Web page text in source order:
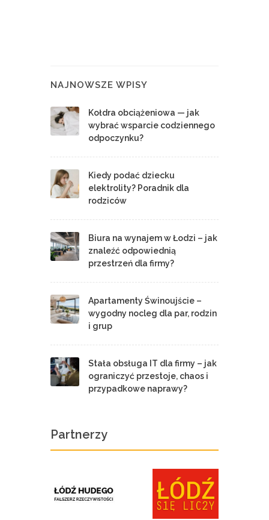
NAJNOWSZE WPISY
Kołdra obciążeniowa — jak
wybrać wsparcie codziennego
odpoczynku?
Kiedy podać dziecku
elektrolity? Poradnik dla
rodziców
Biura na wynajem w Łodzi – jak
znaleźć odpowiednią
przestrzeń dla firmy?
Apartamenty Świnoujście –
wygodny nocleg dla par, rodzin
i grup
Stała obsługa IT dla firmy – jak
ograniczyć przestoje, chaos i
przypadkowe naprawy?
Partnerzy